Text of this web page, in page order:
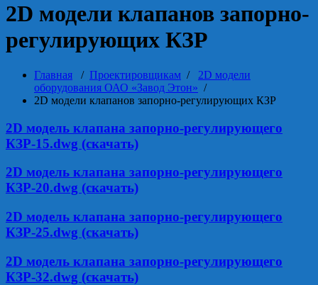
2D модели клапанов запорно-
регулирующих КЗР
Главная / Проектировщикам / 2D модели
оборудования ОАО «Завод Этон» /
2D модели клапанов запорно-регулирующих КЗР
2D модель клапана запорно-регулирующего
КЗР-15.dwg (скачать)
2D модель клапана запорно-регулирующего
КЗР-20.dwg (скачать)
2D модель клапана запорно-регулирующего
КЗР-25.dwg (скачать)
2D модель клапана запорно-регулирующего
КЗР-32.dwg (скачать)